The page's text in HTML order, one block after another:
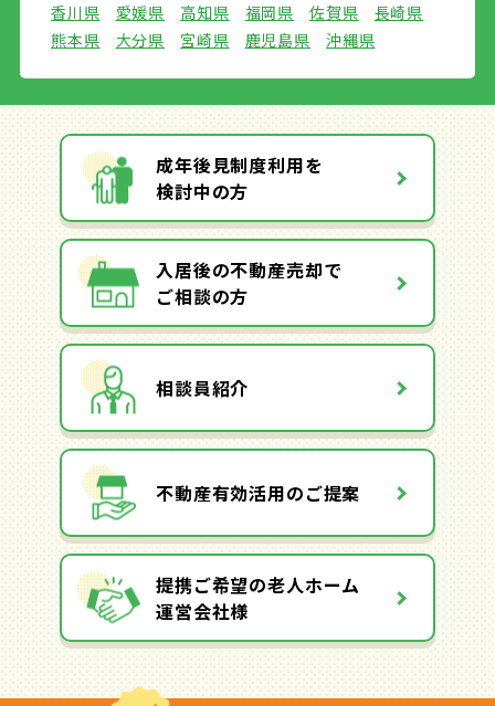
香川県
愛媛県 高知県 福岡県 佐賀県
長崎県
熊本県
大分県 宮崎県 鹿児島県 沖縄県
成年後見制度利用を
検討中の方
入居後の不動産売却で
ご相談の方
相談員紹介
不動産有効活用のご提案
提携ご希望の老人ホーム
運営会社様